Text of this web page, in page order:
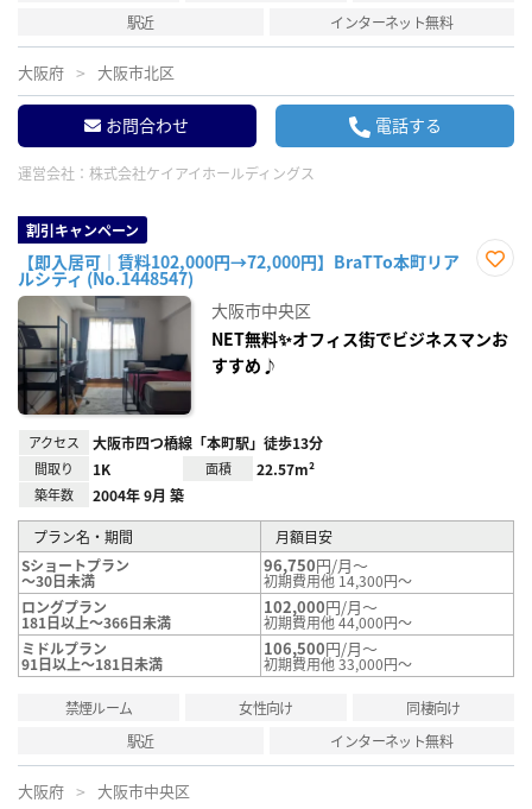
駅近
インターネット無料
大阪府 大阪市北区
お問合わせ 電話する
運営会社： 株式会社ケイアイホールディングス
割引キャンペーン
【即入居可｜賃料102,000円→72,000円】BraTTo本町リア
ルシティ (No.1448547)
録
大阪市中央区
NET無料✨オフィス街でビジネスマンお
すすめ♪
アクセス 大阪市四つ橋線「本町駅」徒歩13分
間取り 1K 面積 22.57m²
築年数 2004年 9月 築
プラン名・期間
月額目安
Sショートプラン
～30日未満
96,750円/月～
初期費用他 14,300円～
ロングプラン
181日以上～366日未満
102,000円/月～
初期費用他 44,000円～
ミドルプラン
91日以上～181日未満
106,500円/月～
初期費用他 33,000円～
禁煙ルーム 女性向け
同棲向け
駅近
インターネット無料
大阪府 大阪市中央区